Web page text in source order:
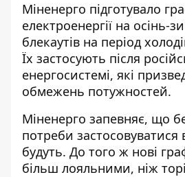
Міненерго підготувало
електроенергії на осінь-
блекаутів на період
Їх застосують після
енергосистемі, які
обмежень потужностей.
Міненерго запевняє, що
потреби застосовуватися
будуть. До того ж нові
більш лояльними, ніж